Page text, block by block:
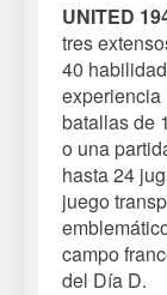
UNITED
tres
40
experiencia
batallas de
o una
hasta 24
juego
campo
del Día D.